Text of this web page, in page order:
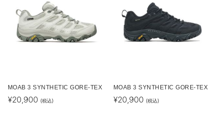
MOAB 3 SYNTHETIC GORE-TEX
¥20,900 (税込)
MOAB 3 SYNTHETIC GORE-TEX
¥20,900 (税込)